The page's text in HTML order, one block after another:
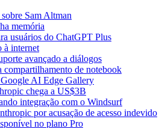
Sam Altman
memória
usuários do ChatGPT Plus
à internet
avançado a diálogos
de notebook
AI Edge Gallery
chega a US$3B
integração com o Windsurf
por acusação de acesso indevido
no plano Pro